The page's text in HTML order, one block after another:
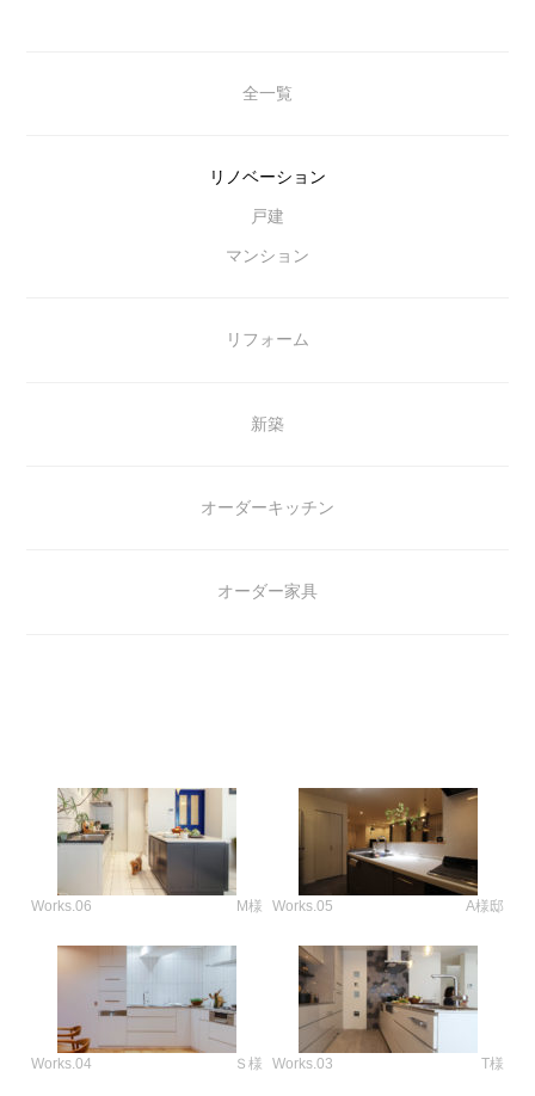
全一覧
リノベーション
戸建
マンション
リフォーム
新築
オーダーキッチン
オーダー家具
Works.06 M様 Works.05 A様邸
Works.04 Ｓ様 Works.03 T様